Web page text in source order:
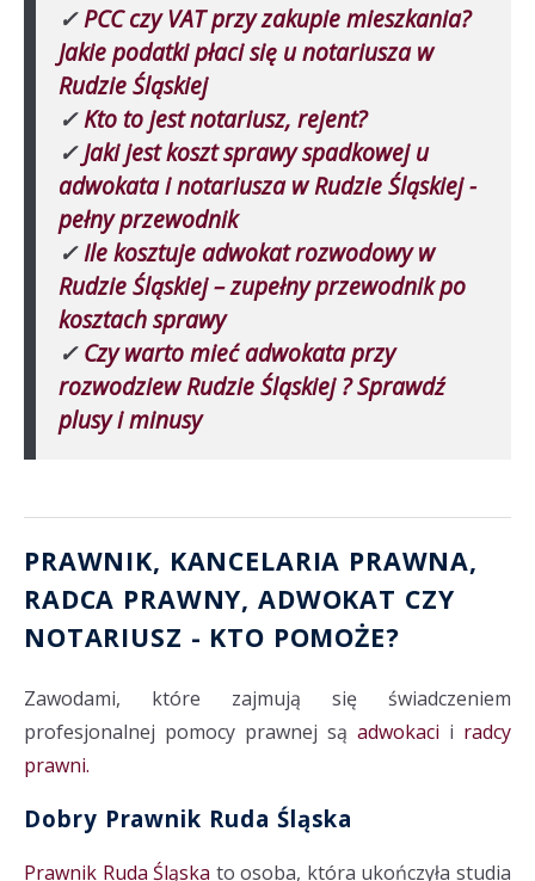
✓PCC czy VAT przy zakupie mieszkania?
Jakie podatki płaci się u notariusza w
Rudzie Śląskiej
✓Kto to jest notariusz, rejent?
✓Jaki jest koszt sprawy spadkowej u
adwokata i notariusza w Rudzie Śląskiej -
pełny przewodnik
✓Ile kosztuje adwokat rozwodowy w
Rudzie Śląskiej – zupełny przewodnik po
kosztach sprawy
✓Czy warto mieć adwokata przy
rozwodziew Rudzie Śląskiej ? Sprawdź
plusy i minusy
PRAWNIK, KANCELARIA PRAWNA,
RADCA PRAWNY, ADWOKAT CZY
NOTARIUSZ - KTO POMOŻE?
Zawodami, które zajmują się świadczeniem
profesjonalnej pomocy prawnej są adwokaci i radcy
prawni.
Dobry Prawnik Ruda Śląska
Prawnik Ruda Śląska to osoba, która ukończyła studia